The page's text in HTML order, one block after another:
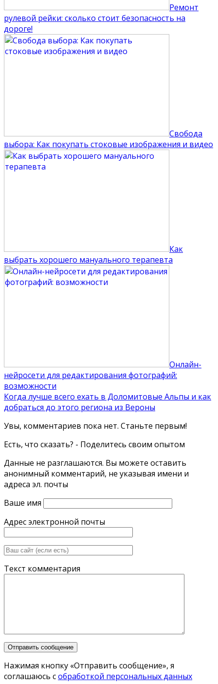
Ремонт
рулевой рейки: сколько стоит безопасность на
дороге!
Свобода
выбора: Как покупать стоковые изображения и видео
Как
выбрать хорошего мануального терапевта
Онлайн-
нейросети для редактирования фотографий:
возможности
Когда лучше всего ехать в Доломитовые Альпы и как
добраться до этого региона из Вероны
Увы, комментариев пока нет. Станьте первым!
Есть, что сказать? - Поделитесь своим опытом
Данные не разглашаются. Вы можете оставить
анонимный комментарий, не указывая имени и
адреса эл. почты
Ваше имя
Адрес электронной почты
Текст комментария
Нажимая кнопку «Отправить сообщение», я
соглашаюсь собработкой персональных данных